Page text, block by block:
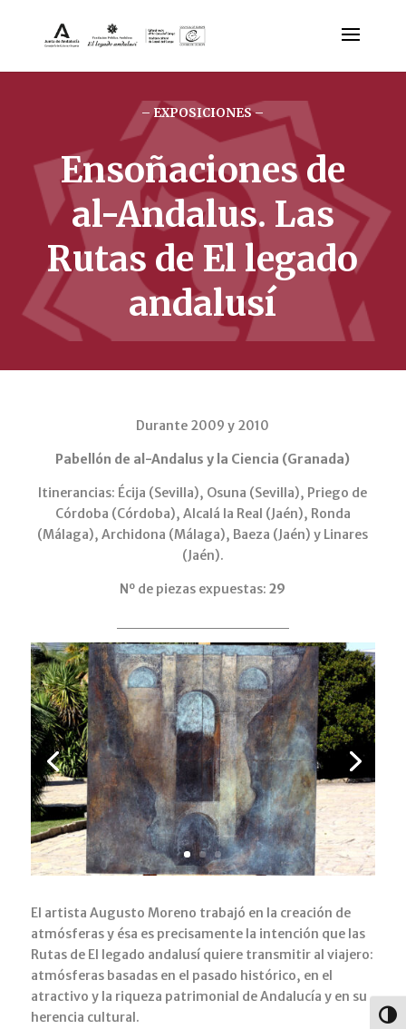
– EXPOSICIONES –
Ensoñaciones de
al-Andalus. Las
Rutas de El legado
andalusí
Durante 2009 y 2010
Pabellón de al-Andalus y la Ciencia (Granada)
Itinerancias: Écija (Sevilla), Osuna (Sevilla), Priego de
Córdoba (Córdoba), Alcalá la Real (Jaén), Ronda
(Málaga), Archidona (Málaga), Baeza (Jaén) y Linares
(Jaén).
Nº de piezas expuestas:29
El artista Augusto Moreno trabajó en la creación de
atmósferas y ésa es precisamente la intención que las
Rutas de El legado andalusí quiere transmitir al viajero:
atmósferas basadas en el pasado histórico, en el
atractivo y la riqueza patrimonial de Andalucía y en su
herencia cultural.